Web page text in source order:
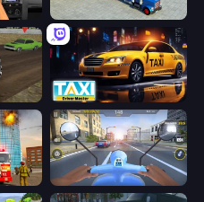
Offroad Cargo Transport Truck
POLICE Chase Simulator Taxi Driver: Master
Fire Truck Driving School Moto Racing Club